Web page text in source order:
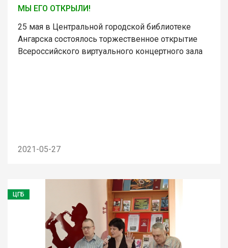
МЫ ЕГО ОТКРЫЛИ!
25 мая в Центральной городской библиотеке
Ангарска состоялось торжественное открытие
Всероссийского виртуального концертного зала
2021-05-27
ЦГБ